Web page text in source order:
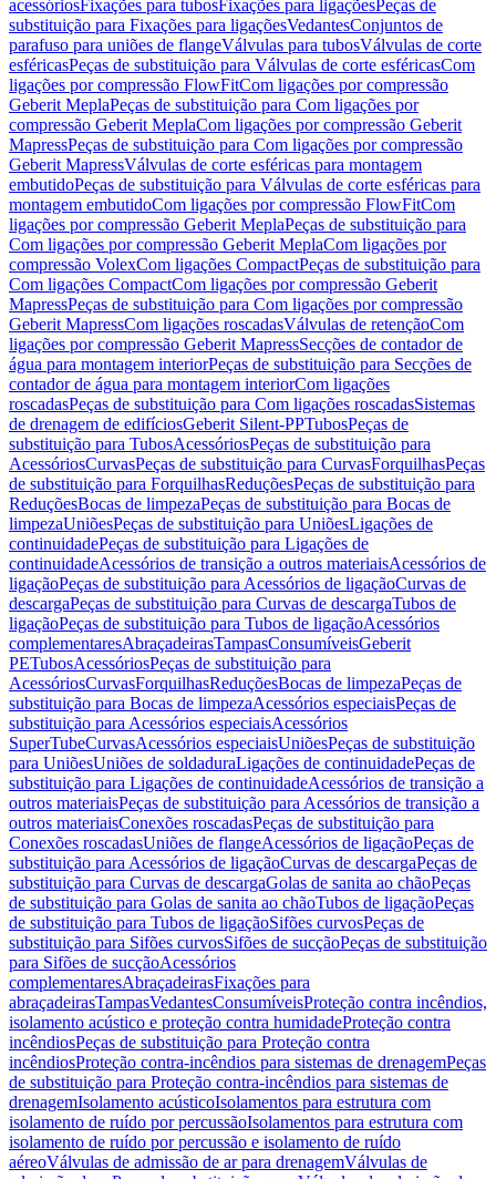
acessóriosFixações para tubosFixações para ligaçõesPeças de
substituição para Fixações para ligaçõesVedantesConjuntos de
parafuso para uniões de flangeVálvulas para tubosVálvulas de corte
esféricasPeças de substituição para Válvulas de corte esféricasCom
ligações por compressão FlowFitCom ligações por compressão
Geberit MeplaPeças de substituição para Com ligações por
compressão Geberit MeplaCom ligações por compressão Geberit
MapressPeças de substituição para Com ligações por compressão
Geberit MapressVálvulas de corte esféricas para montagem
embutidoPeças de substituição para Válvulas de corte esféricas para
montagem embutidoCom ligações por compressão FlowFitCom
ligações por compressão Geberit MeplaPeças de substituição para
Com ligações por compressão Geberit MeplaCom ligações por
compressão VolexCom ligações CompactPeças de substituição para
Com ligações CompactCom ligações por compressão Geberit
MapressPeças de substituição para Com ligações por compressão
Geberit MapressCom ligações roscadasVálvulas de retençãoCom
ligações por compressão Geberit MapressSecções de contador de
água para montagem interiorPeças de substituição para Secções de
contador de água para montagem interiorCom ligações
roscadasPeças de substituição para Com ligações roscadasSistemas
de drenagem de edifíciosGeberit Silent-PPTubosPeças de
substituição para TubosAcessóriosPeças de substituição para
AcessóriosCurvasPeças de substituição para CurvasForquilhasPeças
de substituição para ForquilhasReduçõesPeças de substituição para
ReduçõesBocas de limpezaPeças de substituição para Bocas de
limpezaUniõesPeças de substituição para UniõesLigações de
continuidadePeças de substituição para Ligações de
continuidadeAcessórios de transição a outros materiaisAcessórios de
ligaçãoPeças de substituição para Acessórios de ligaçãoCurvas de
descargaPeças de substituição para Curvas de descargaTubos de
ligaçãoPeças de substituição para Tubos de ligaçãoAcessórios
complementaresAbraçadeirasTampasConsumíveisGeberit
PETubosAcessóriosPeças de substituição para
AcessóriosCurvasForquilhasReduçõesBocas de limpezaPeças de
substituição para Bocas de limpezaAcessórios especiaisPeças de
substituição para Acessórios especiaisAcessórios
SuperTubeCurvasAcessórios especiaisUniõesPeças de substituição
para UniõesUniões de soldaduraLigações de continuidadePeças de
substituição para Ligações de continuidadeAcessórios de transição a
outros materiaisPeças de substituição para Acessórios de transição a
outros materiaisConexões roscadasPeças de substituição para
Conexões roscadasUniões de flangeAcessórios de ligaçãoPeças de
substituição para Acessórios de ligaçãoCurvas de descargaPeças de
substituição para Curvas de descargaGolas de sanita ao chãoPeças
de substituição para Golas de sanita ao chãoTubos de ligaçãoPeças
de substituição para Tubos de ligaçãoSifões curvosPeças de
substituição para Sifões curvosSifões de sucçãoPeças de substituição
para Sifões de sucçãoAcessórios
complementaresAbraçadeirasFixações para
abraçadeirasTampasVedantesConsumíveisProteção contra incêndios,
isolamento acústico e proteção contra humidadeProteção contra
incêndiosPeças de substituição para Proteção contra
incêndiosProteção contra-incêndios para sistemas de drenagemPeças
de substituição para Proteção contra-incêndios para sistemas de
drenagemIsolamento acústicoIsolamentos para estrutura com
isolamento de ruído por percussãoIsolamentos para estrutura com
isolamento de ruído por percussão e isolamento de ruído
aéreoVálvulas de admissão de ar para drenagemVálvulas de